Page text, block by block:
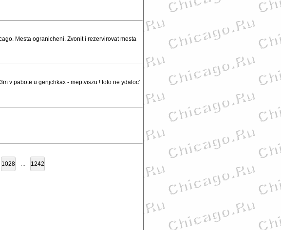
Mesta ogranicheni. Zvonit i rezervirovat mesta
v pabote u genjchkax - meptviszu ! foto ne ydaloc'
1028 ... 1242